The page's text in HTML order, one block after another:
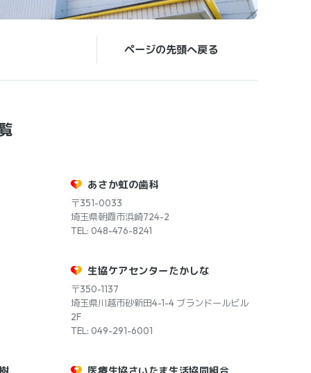
ページの先頭へ戻る
あさか虹の歯科
〒351-0033
埼玉県朝霞市浜崎724-2
TEL: 048-476-8241
生協ケアセンターたかしな
〒350-1137
埼玉県川越市砂新田4-1-4 ブランドールビル
2F
TEL: 049-291-6001